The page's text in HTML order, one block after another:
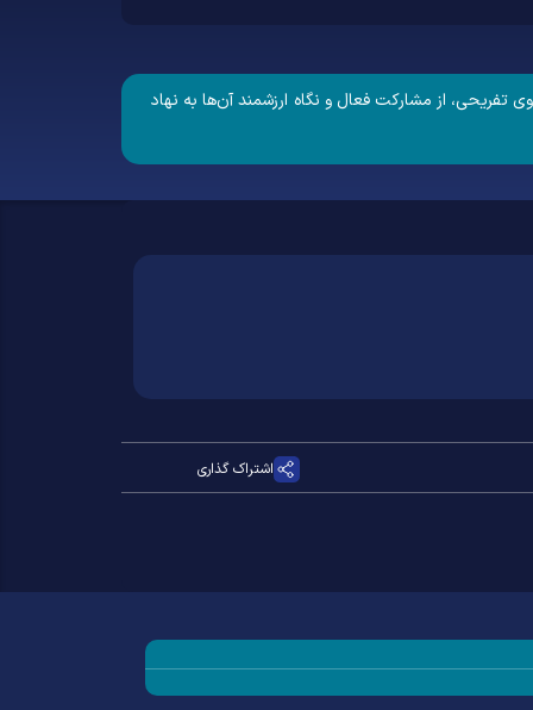
از مشارکت فعال و نگاه ارزشمند آن‌ها به نهاد
اشتراک گذاری